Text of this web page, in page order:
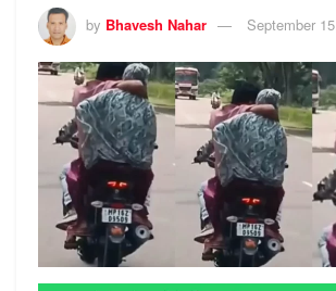
by Bhavesh Nahar September